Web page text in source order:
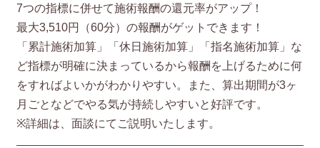
7つの指標に併せて施術報酬の還元率がアップ！
最大3,510円（60分）の報酬がゲットできます！
「累計施術加算」「休日施術加算」「指名施術加算」な
ど指標が明確に決まっているから報酬を上げるために何
をすればよいかがわかりやすい。また、算出期間が3ヶ
月ごとなどでやる気が持続しやすいと好評です。
※詳細は、面談にてご説明いたします。